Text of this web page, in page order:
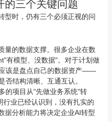
的三个关键问题
型时，仍有三个必须正视的问
量的数据支撑。很多企业在数
有模型、没数据"。对于计划做
该是盘点自己的数据资产——
否结构清晰、互通互认。
的项目从"先做业务系统"转
行业已经认识到，没有扎实的
据分析能力将决定企业AI转型